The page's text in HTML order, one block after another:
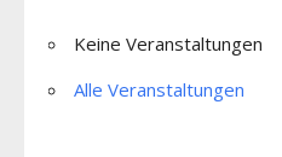
Keine Veranstaltungen
Alle Veranstaltungen